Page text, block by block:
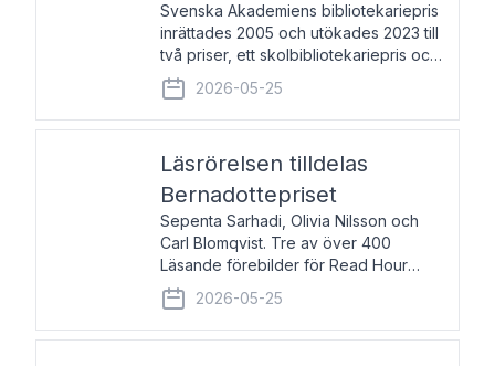
Svenska Akademiens bibliotekariepris
inrättades 2005 och utökades 2023 till
två priser, ett skolbibliotekariepris och
ett folkbibliotekariepris. Priserna skall
tilldelas bibliotekarier vid svenska folk-
och skolbibliotek som gjort värdefull
2026-05-25
Läsrörelsen tilldelas
Bernadottepriset
Sepenta Sarhadi, Olivia Nilsson och
Carl Blomqvist. Tre av över 400
Läsande förebilder för Read Hour
Sverige. Foto: Michael Wall. Den ideella
föreningen Läsrörelsen tilldelas
Bernadottepriset 2026 för att den
2026-05-25